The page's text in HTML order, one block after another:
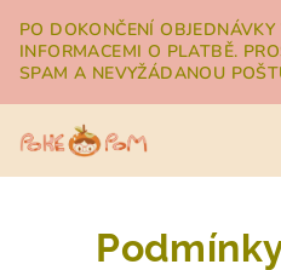
obsah
PO DOKONČENÍ
INFORMACEMI O PLATBĚ.
SPAM A NEVYŽÁDANOU